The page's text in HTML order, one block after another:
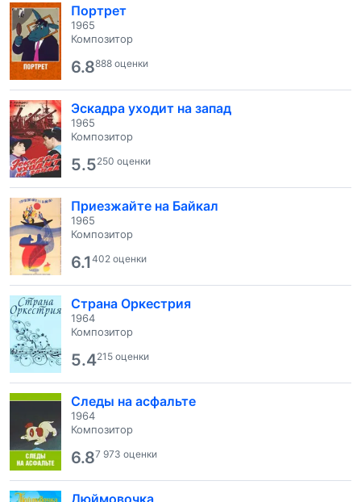
Портрет
1965
Композитор
6.8888 оценки
Эскадра уходит на запад
1965
Композитор
5.5250 оценки
Приезжайте на Байкал
1965
Композитор
6.1402 оценки
Страна Оркестрия
1964
Композитор
5.4215 оценки
Следы на асфальте
1964
Композитор
6.87 973 оценки
Дюймовочка